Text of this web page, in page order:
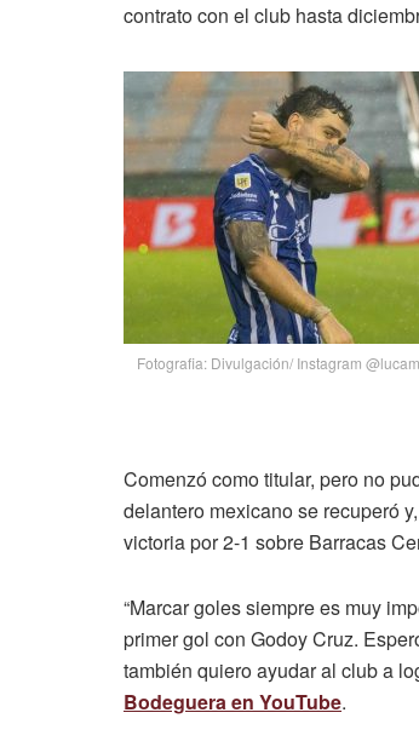
contrato con el club hasta
Fotografia: Divulgación/ Instagram
Comenzó como titular, pero no
delantero mexicano se recuperó
victoria por 2-1 sobre Barracas
“Marcar goles siempre es muy
primer gol con Godoy Cruz.
también quiero ayudar al club a
Bodeguera en YouTube.